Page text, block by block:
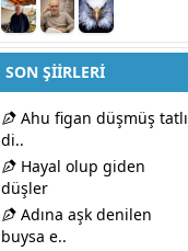
SON ŞİİRLERİ
Ahu figan düşmüş tatlı
di..
Hayal olup giden
düşler
Adına aşk denilen
buysa e..